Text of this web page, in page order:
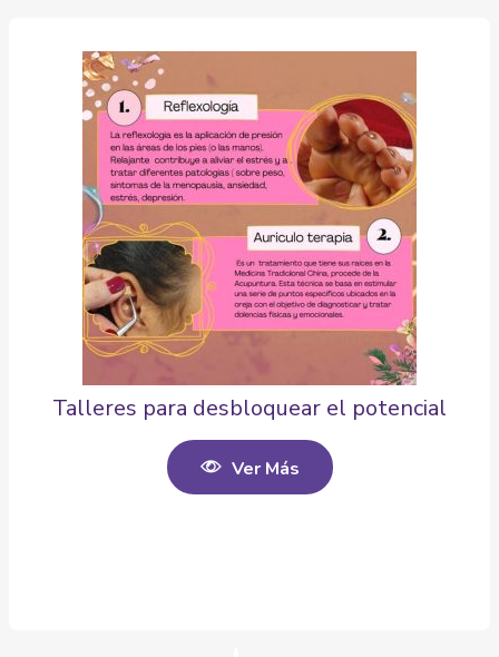
Talleres para desbloquear el potencial
Ver Más